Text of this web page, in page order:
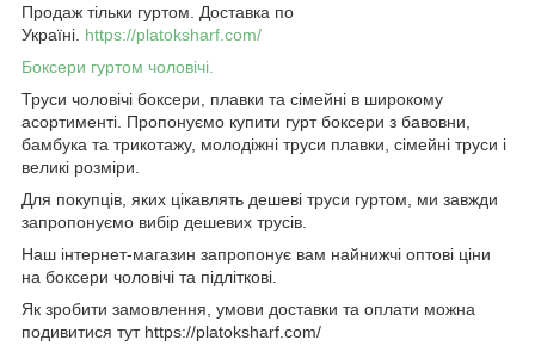
Продаж тільки гуртом. Доставка по
Україні. https://platoksharf.com/
Боксери гуртом чоловічі.
Труси чоловічі боксери, плавки та сімейні в широкому
асортименті. Пропонуємо купити гурт боксери з бавовни,
бамбука та трикотажу, молодіжні труси плавки, сімейні труси і
великі розміри.
Для покупців, яких цікавлять дешеві труси гуртом, ми завжди
запропонуємо вибір дешевих трусів.
Наш інтернет-магазин запропонує вам найнижчі оптові ціни
на боксери чоловічі та підліткові.
Як зробити замовлення, умови доставки та оплати можна
подивитися тут https://platoksharf.com/